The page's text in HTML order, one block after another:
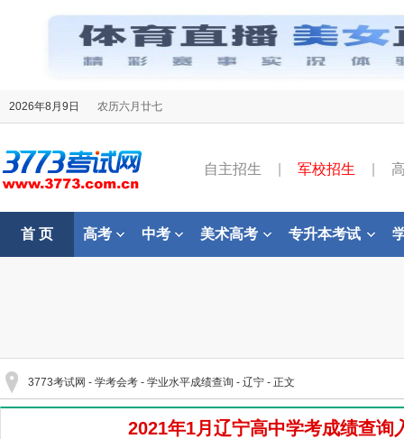
2026年8月9日 农历六月廿七
自主招生 军校招生
首 页 高考 中考 美术高考 专升本考试
3773考试网 - 学考会考 - 学业水平成绩查询 - 辽宁 - 正文
2021年1月辽宁高中学考成绩查询